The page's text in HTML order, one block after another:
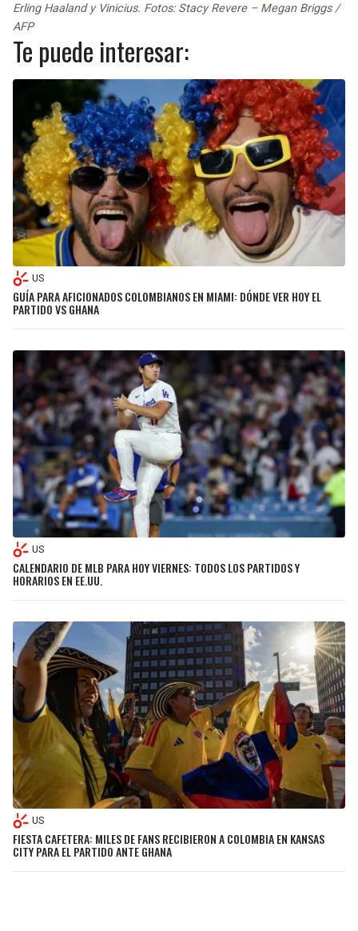
Erling Haaland y Vinicius. Fotos: Stacy Revere – Megan Briggs /
AFP
Te puede interesar:
US
GUÍA PARA AFICIONADOS COLOMBIANOS EN MIAMI: DÓNDE VER HOY EL
PARTIDO VS GHANA
US
CALENDARIO DE MLB PARA HOY VIERNES: TODOS LOS PARTIDOS Y
HORARIOS EN EE.UU.
US
FIESTA CAFETERA: MILES DE FANS RECIBIERON A COLOMBIA EN KANSAS
CITY PARA EL PARTIDO ANTE GHANA